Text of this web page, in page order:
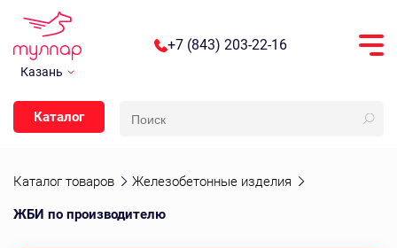
Казань
+7 (843) 203-22-16
Каталог
Каталог товаров Железобетонные изделия
ЖБИ по производителю